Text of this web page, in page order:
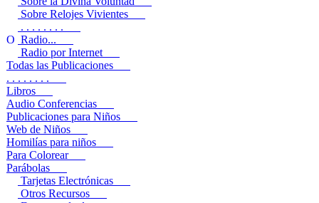
Sobre Relojes Vivientes
. . . . . . . .
Radio...
Radio por Internet
Todas las Publicaciones
. . . . . . . .
Libros
Audio Conferencias
Publicaciones para Niños
Web de Niños
Homilías para niños
Para Colorear
Parábolas
Tarjetas Electrónicas
Otros Recursos